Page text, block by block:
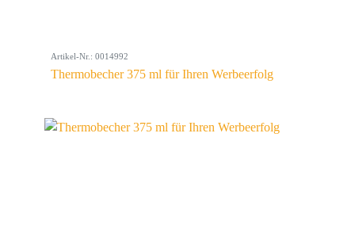
Artikel-Nr.: 0014992
Thermobecher 375 ml für Ihren Werbeerfolg